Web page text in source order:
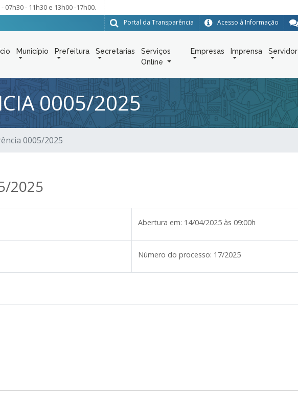
07h30 - 11h30 e 13h00 -17h00.
Acesso à Informação
Portal da Transparência
Município Prefeitura Secretarias
Serviços
Online
Empresas Imprensa Servidor
0005/2025
0005/2025
2025
Abertura em: 14/04/2025 às 09:00h
Número do processo: 17/2025